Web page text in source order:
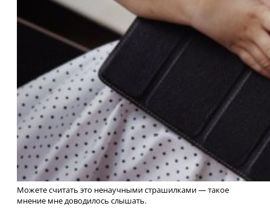
Можете считать это ненаучными страшилками — такое
мнение мне доводилось слышать.